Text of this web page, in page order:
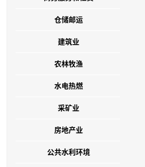
仓储邮运
建筑业
农林牧渔
水电热燃
采矿业
房地产业
公共水利环境